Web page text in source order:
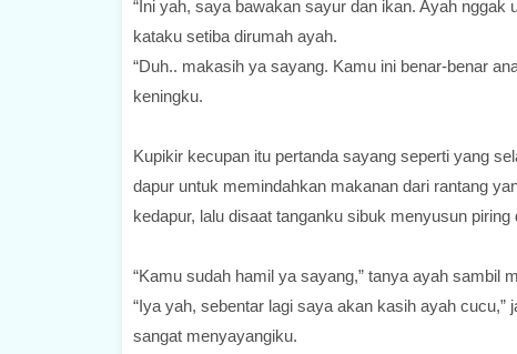
“Ini yah, saya bawakan sayur dan ikan. Ayah nggak
kataku setiba dirumah ayah.
“Duh.. makasih ya sayang. Kamu ini benar-benar
keningku.
Kupikir kecupan itu pertanda sayang seperti yang
dapur untuk memindahkan makanan dari rantang
kedapur, lalu disaat tanganku sibuk menyusun
“Kamu sudah hamil ya sayang,” tanya ayah sambil
“Iya yah, sebentar lagi saya akan kasih ayah
sangat menyayangiku.